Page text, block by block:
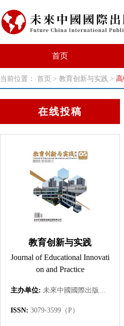
首页
当前位置： 首页 > 教育创新与实践 >
在线投稿
教育创新与实践
Journal of Educational Innovati
on and Practice
主办单位: 未來中國國際出版集團有限公司
ISSN: 3079-3599（P）